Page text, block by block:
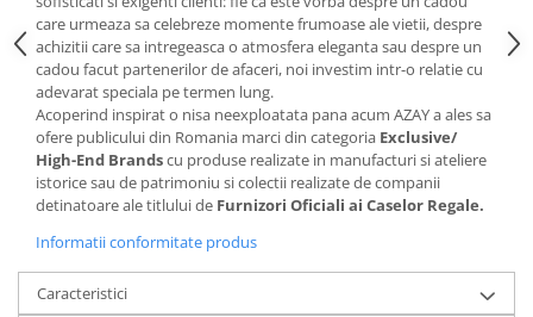
ARRIS
CELESTIAL PLATINUM
CORNUCOPIA
INTAGLIO
JASPER CONRAN GOLD
RENAISSANCE GOLD
ANTHEMION BLUE
BUTTERFLY BLOOM
OLD COUNTRY ROSES
PASHMINA
care urmeaza sa celebreze momente frumoase ale vietii, despre
achizitii care sa intregeasca o atmosfera eleganta sau despre un
cadou facut partenerilor de afaceri, noi investim intr-o relatie cu
adevarat speciala pe termen lung.
Acoperind inspirat o nisa neexploatata pana acum AZAY a ales sa
ofere publicului din Romania marci din categoria Exclusive/
High-End Brandscu produse realizate in manufacturi si ateliere
istorice sau de patrimoniu si colectii realizate de companii
detinatoare ale titlului de Furnizori Oficiali ai Caselor Regale.
Informatii conformitate produs
Caracteristici